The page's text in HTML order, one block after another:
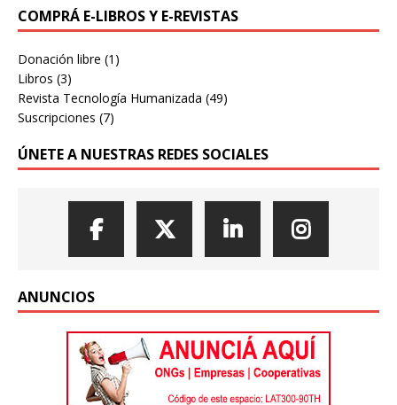
COMPRÁ E-LIBROS Y E-REVISTAS
Donación libre (1)
Libros (3)
Revista Tecnología Humanizada (49)
Suscripciones (7)
ÚNETE A NUESTRAS REDES SOCIALES
ANUNCIOS